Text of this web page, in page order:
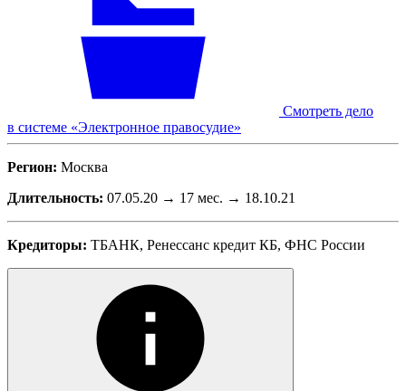
Смотреть дело
в системе «Электронное правосудие»
Регион: Москва
Длительность: 07.05.20 → 17 мес. → 18.10.21
Кредиторы: ТБАНК, Ренессанс кредит КБ, ФНС России